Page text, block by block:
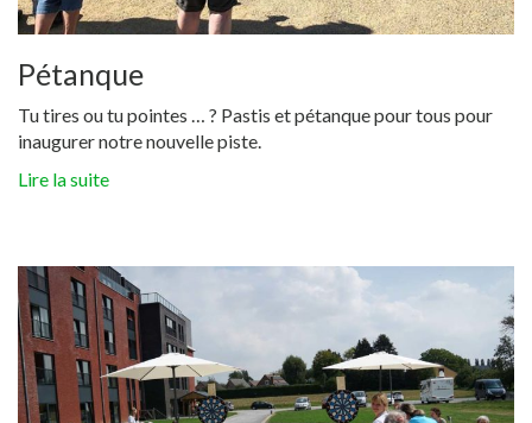
Pétanque
Tu tires ou tu pointes … ? Pastis et pétanque pour tous pour
inaugurer notre nouvelle piste.
Lire la suite